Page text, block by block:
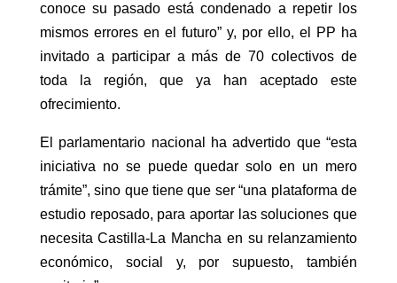
conoce su pasado está condenado a repetir los
mismos errores en el futuro” y, por ello, el PP ha
invitado a participar a más de 70 colectivos de
toda la región, que ya han aceptado este
ofrecimiento.
El parlamentario nacional ha advertido que “esta
iniciativa no se puede quedar solo en un mero
trámite”, sino que tiene que ser “una plataforma de
estudio reposado, para aportar las soluciones que
necesita Castilla-La Mancha en su relanzamiento
económico, social y, por supuesto, también